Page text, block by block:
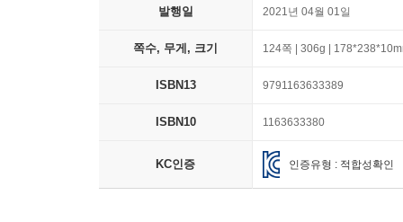
발행일 2021년 04월 01일
쪽수, 무게, 크기 124쪽 | 306g |
ISBN13 9791163633389
ISBN10 1163633380
KC인증 인증유형 : 적합성확인